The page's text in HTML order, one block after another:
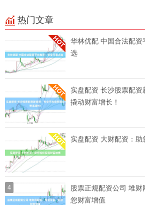
热门文章
华林优配 中国合法配
选
实盘配资 长沙股票配
撬动财富增长！
实盘配资 大财配资：
4
股票正规配资公司 堆
您财富增值